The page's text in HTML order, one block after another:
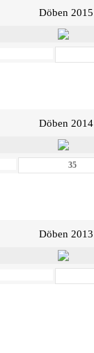
Döben 2015
Döben 2014
Döben 2013